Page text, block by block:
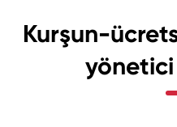
Kurşun-